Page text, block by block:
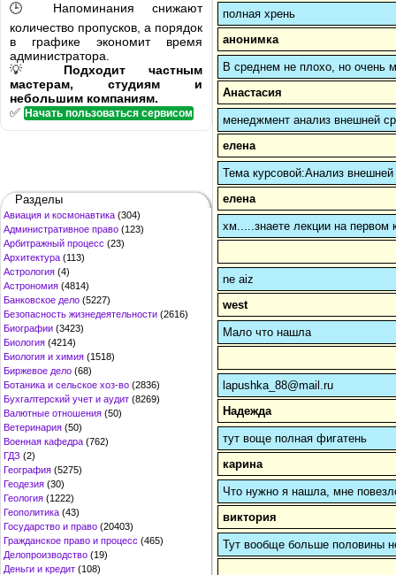
🕒 Напоминания снижают
количество пропусков, а порядок
в графике экономит время
администратора.
💡 Подходит частным
мастерам, студиям и
небольшим компаниям.
✅ Начать пользоваться сервисом
Разделы
Авиация и космонавтика (304)
Административное право (123)
Арбитражный процесс (23)
Архитектура (113)
Астрология (4)
Астрономия (4814)
Банковское дело (5227)
Безопасность жизнедеятельности (2616)
Биографии (3423)
Биология (4214)
Биология и химия (1518)
Биржевое дело (68)
Ботаника и сельское хоз-во (2836)
Бухгалтерский учет и аудит (8269)
Валютные отношения (50)
Ветеринария (50)
Военная кафедра (762)
ГДЗ (2)
География (5275)
Геодезия (30)
Геология (1222)
Геополитика (43)
Государство и право (20403)
Гражданское право и процесс (465)
Делопроизводство (19)
Деньги и кредит (108)
полная хрень
анонимка
В среднем не плохо, но очень
Анастасия
менеджмент анализ внешней
елена
Тема курсовой:Анализ
елена
хм.....знаете лекции на первом
ne aiz
west
Мало что нашла
lapushka_88@mail.ru
Надежда
тут воще полная фигатень
карина
Что нужно я нашла, мне
виктория
Тут вообще больше половины